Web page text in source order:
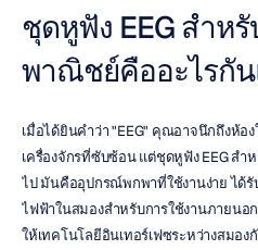
ชุดหูฟัง EEG สำหรั
พาณิชย์คืออะไรกั
เมื่อได้ยินคำว่า "EEG" คุณอาจนึกถึงห้อ
เครื่องจักรที่ซับซ้อน แต่ชุดหูฟัง EEG ส
ไป มันคืออุปกรณ์พกพาที่ใช้งานง่าย ได้รั
ไฟฟ้าในสมองสำหรับการใช้งานภายนอ
ให้เทคโนโลยีอินเทอร์เฟซระหว่างสมอง